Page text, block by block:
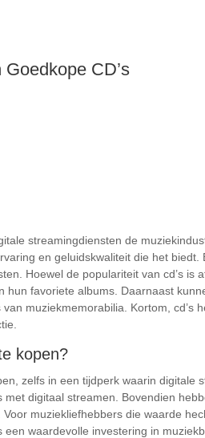
CD’s
streamingdiensten de
en geluidskwaliteit die het biedt.
Hoewel de populariteit van cd’s is
favoriete albums. Daarnaast
muziekmemorabilia. Kortom, cd’s
kopen?
zelfs in een tijdperk waarin digitale
digitaal streamen. Bovendien
muziekliefhebbers die waarde
waardevolle investering in